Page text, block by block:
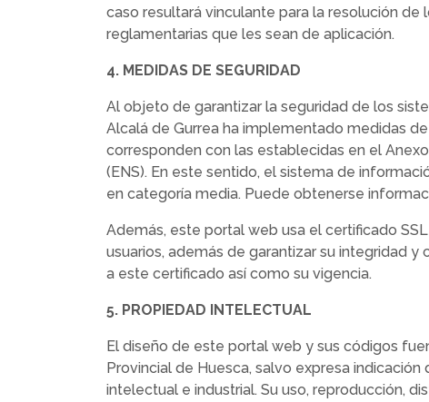
caso resultará vinculante para la resolución
reglamentarias que les sean de aplicación.
4. MEDIDAS DE SEGURIDAD
Al objeto de garantizar la seguridad de los
Alcalá de Gurrea ha implementado medidas
corresponden con las establecidas en el
(ENS). En este sentido, el sistema de
en categoría media. Puede obtenerse
Además, este portal web usa el certificado
usuarios, además de garantizar su integridad
a este certificado así como su vigencia.
5. PROPIEDAD INTELECTUAL
El diseño de este portal web y sus códigos
Provincial de Huesca, salvo expresa
intelectual e industrial. Su uso, reproducción,